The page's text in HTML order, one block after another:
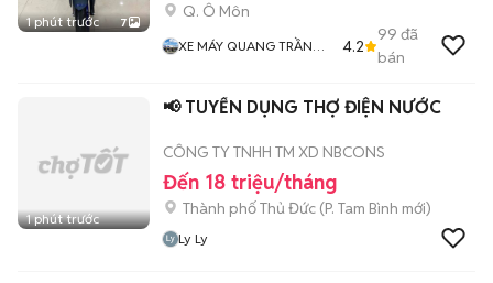
1 phút trước 7
Q. Ô Môn
XE MÁY QUANG TRẦN
4.2
99 đã
bán
1 phút trước
📢 TUYỂN DỤNG THỢ ĐIỆN NƯỚC
CÔNG TY TNHH TM XD NBCONS
Đến 18 triệu/tháng
Thành phố Thủ Đức (P. Tam Bình mới)
Ly Ly